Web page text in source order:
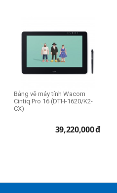
Bảng vẽ máy tính Wacom
Cintiq Pro 16 (DTH-1620/K2-
CX)
39,220,000đ